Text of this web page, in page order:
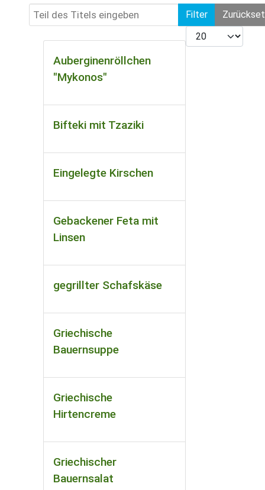
Teil des Titels eingeben Filter
Anzeige #
Auberginenröllchen
"Mykonos"
Bifteki mit Tzaziki
Eingelegte Kirschen
Gebackener Feta mit
Linsen
gegrillter Schafskäse
Griechische
Bauernsuppe
Griechische
Hirtencreme
Griechischer
Bauernsalat